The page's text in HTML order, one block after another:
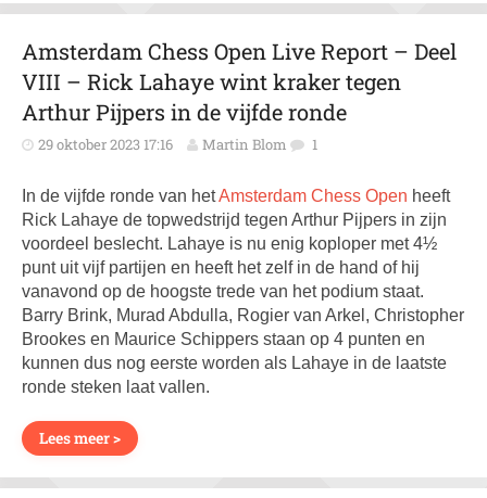
Amsterdam Chess Open Live Report – Deel
VIII – Rick Lahaye wint kraker tegen
Arthur Pijpers in de vijfde ronde
29 oktober 2023 17:16 Martin Blom 1
In de vijfde ronde van hetAmsterdam Chess Open heeft
Rick Lahaye de topwedstrijd tegen Arthur Pijpers in zijn
voordeel beslecht. Lahaye is nu enig koploper met 4½
punt uit vijf partijen en heeft het zelf in de hand of hij
vanavond op de hoogste trede van het podium staat.
Barry Brink, Murad Abdulla, Rogier van Arkel, Christopher
Brookes en Maurice Schippers staan op 4 punten en
kunnen dus nog eerste worden als Lahaye in de laatste
ronde steken laat vallen.
Lees meer >